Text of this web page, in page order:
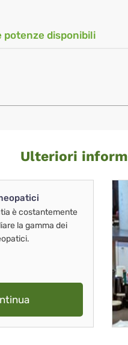
disponibili
Ulteriori
è costantemente
la gamma dei